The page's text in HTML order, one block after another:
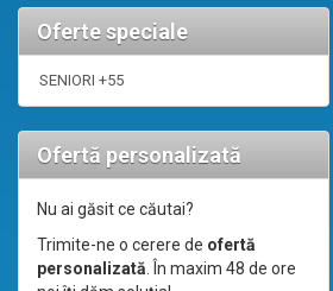
Oferte speciale
SENIORI +55
Ofertă personalizată
Nu ai găsit ce căutai?
Trimite-ne o cerere de ofertă
personalizată. În maxim 48 de ore